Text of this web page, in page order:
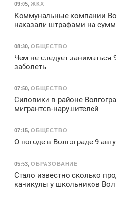
09:05, ЖКХ
Коммунальные компании
наказали штрафами на
08:30, ОБЩЕСТВО
Чем не следует заниматься
заболеть
07:50, ОБЩЕСТВО
Силовики в районе
мигрантов-нарушителей
07:15, ОБЩЕСТВО
О погоде в Волгограде 9
05:53, ОБРАЗОВАНИЕ
Стало известно сколько
каникулы у школьников